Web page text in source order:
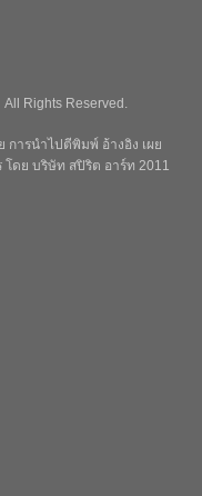
All Rights Reserved.
ารนำไปตีพิมพ์ อ้างอิง เผย
ดย บริษัท สปิริต อาร์ท 2011